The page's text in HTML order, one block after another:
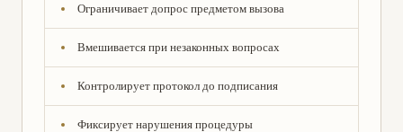
Ограничивает допрос предметом вызова
Вмешивается при незаконных вопросах
Контролирует протокол до подписания
Фиксирует нарушения процедуры